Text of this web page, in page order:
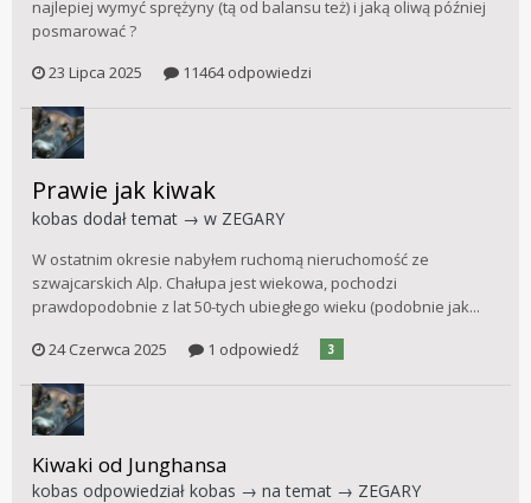
najlepiej wymyć sprężyny (tą od balansu też) i jaką oliwą później
posmarować ?
23 Lipca 2025
11464 odpowiedzi
Prawie jak kiwak
kobas dodał temat → w ZEGARY
W ostatnim okresie nabyłem ruchomą nieruchomość ze
szwajcarskich Alp. Chałupa jest wiekowa, pochodzi
prawdopodobnie z lat 50-tych ubiegłego wieku (podobnie jak...
24 Czerwca 2025
1 odpowiedź 3
Kiwaki od Junghansa
kobas odpowiedział kobas → na temat → ZEGARY